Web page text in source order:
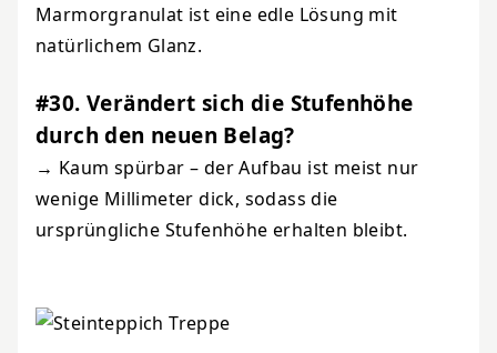
Marmorgranulat ist eine edle Lösung mit
natürlichem Glanz.
#30. Verändert sich die Stufenhöhe
durch den neuen Belag?
→ Kaum spürbar – der Aufbau ist meist nur
wenige Millimeter dick, sodass die
ursprüngliche Stufenhöhe erhalten bleibt.